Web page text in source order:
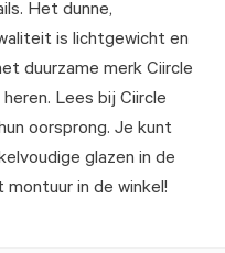
Het dunne,
is lichtgewicht en
duurzame merk Ciircle
Lees bij Ciircle
oorsprong. Je kunt
glazen in de
in de winkel!